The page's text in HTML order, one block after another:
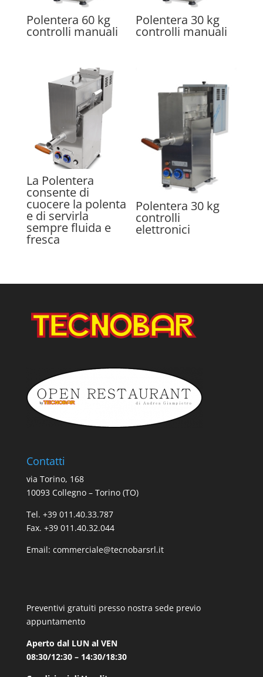
Polentera 60 kg
controlli manuali
Polentera 30 kg
controlli manuali
La Polentera
consente di
cuocere la polenta
e di servirla
sempre fluida e
fresca
Polentera 30 kg
controlli
elettronici
Contatti
via Torino, 168
10093 Collegno – Torino (TO)
Tel. +39 011.40.33.787
Fax. +39 011.40.32.044
Email: commerciale@tecnobarsrl.it
Preventivi gratuiti presso nostra sede previo
appuntamento
Aperto dal LUN al VEN
08:30/12:30 – 14:30/18:30